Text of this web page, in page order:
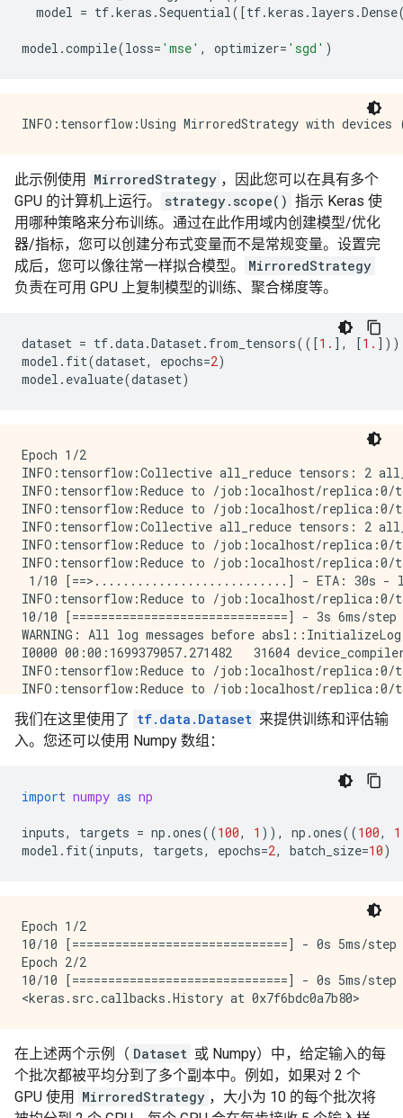
model = tf.keras .Sequential([tf.keras . layers .Dense
model .compile(loss= 'mse' , optimizer= 'sgd' )
此示例使用 MirroredStrategy ，因此您可以在具有多个
GPU 的计算机上运行。
strategy.scope() 指示 Keras 使
用哪种策略来分布训练。通过在此作用域内创建模型/优化
器/指标，您可以创建分布式变量而不是常规变量。设置完
成后，您可以像往常一样拟合模型。
MirroredStrategy
负责在可用 GPU 上复制模型的训练、聚合梯度等。
dataset = tf.data.Dataset. from_tensors(([1. ], [1. ]))
model . fit(dataset, epochs=2)
model . evaluate(dataset)
Epoch 1/2
INFO:tensorflow:Collective all_reduce tensors: 2
INFO:tensorflow:Reduce to /job:localhost/
INFO:tensorflow:Reduce to /job:localhost/
INFO:tensorflow:Collective all_reduce tensors: 2
INFO:tensorflow:Reduce to /job:localhost/
INFO:tensorflow:Reduce to /job:localhost/
1/10 [==>...........................] - ETA: 30s - loss:
INFO:tensorflow:Reduce to /job:localhost/
10/10 [==============================] - 3s 6ms/
WARNING: All log messages before
I0000 00:00:1699379057.271482   31604
INFO:tensorflow:Reduce to /job:localhost/
INFO:tensorflow:Reduce to /job:localhost/
1/10 [==>...........................] - ETA: 0s - loss:
INFO:tensorflow:Reduce to /job:localhost/
10/10 [==============================] - 1s 4ms/
我们在这里使用了 tf.data.Dataset 来提供训练和评估输
入。您还可以使用 Numpy 数组：
import numpy as np
inputs, targets = np .ones((100, 1 )), np .ones((100, 1
model . fit(inputs, targets, epochs=2, batch_size=10)
Epoch 1/2
10/10 [==============================] - 0s 5ms/
Epoch 2/2
10/10 [==============================] - 0s 5ms/
在上述两个示例（ Dataset 或 Numpy）中，给定输入的每
个批次都被平均分到了多个副本中。例如，如果对 2 个
GPU 使用
MirroredStrategy ，大小为 10 的每个批次将